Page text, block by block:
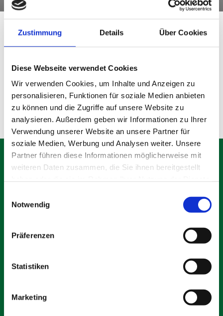
Zustimmung Details Über Cookies
Diese Webseite verwendet Cookies
Wir verwenden Cookies, um Inhalte und Anzeigen zu
personalisieren, Funktionen für soziale Medien anbieten
zu können und die Zugriffe auf unsere Website zu
analysieren. Außerdem geben wir Informationen zu Ihrer
Verwendung unserer Website an unsere Partner für
soziale Medien, Werbung und Analysen weiter. Unsere
Partner führen diese Informationen möglicherweise mit
weiteren Daten zusammen, die Sie ihnen bereitgestellt
Notwendig
Präferenzen
Statistiken
Marketing
Gröbenzell
Olching
Rudolf-Diesel-Ring 12
Tel: 08141 6254343
Kontakt